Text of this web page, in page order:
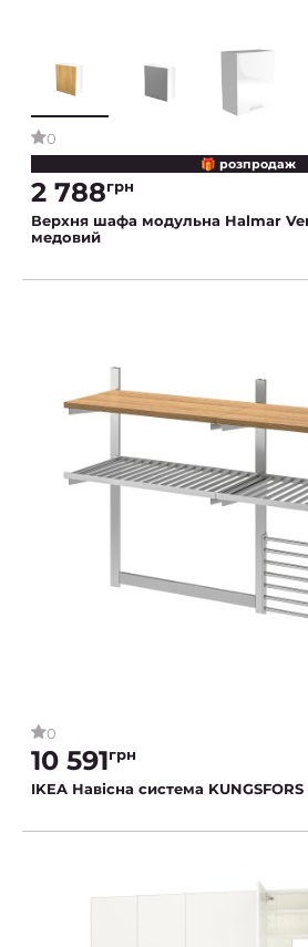
0
🎁 розпродаж
2 788грн
Верхня шафа модульна Halmar
медовий
0
10 591грн
IKEA Навісна система